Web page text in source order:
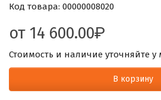
Код товара: 00000008020
от 14 600.00
Стоимость и наличие уточняйте
В корзину